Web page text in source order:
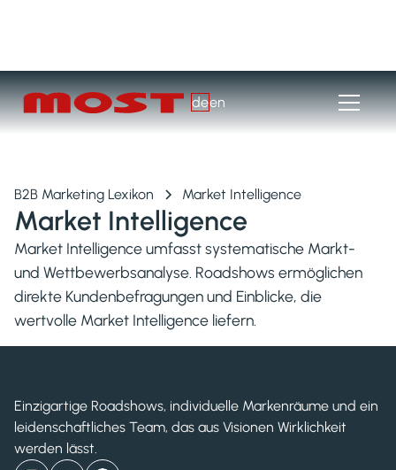
deen
B2B Marketing Lexikon Market Intelligence
Market Intelligence
Market Intelligence umfasst systematische Markt-
und Wettbewerbsanalyse. Roadshows ermöglichen
direkte Kundenbefragungen und Einblicke, die
wertvolle Market Intelligence liefern.
Einzigartige Roadshows, individuelle Markenräume und ein
leidenschaftliches Team, das aus Visionen Wirklichkeit
werden lässt.